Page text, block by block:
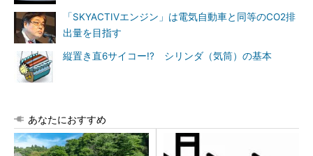
「SKYACTIVエンジン」は電気自動車と同等のCO2排
出量を目指す
縦置き直6サイコー!? シリンダ（気筒）の基本
あなたにおすすめ